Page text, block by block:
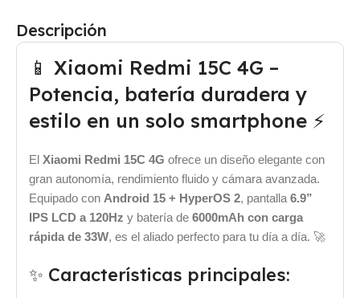
Descripción
📱 Xiaomi Redmi 15C 4G –
Potencia, batería duradera y
estilo en un solo smartphone ⚡
El Xiaomi Redmi 15C 4G ofrece un diseño elegante con
gran autonomía, rendimiento fluido y cámara avanzada.
Equipado con Android 15 + HyperOS 2, pantalla 6.9”
IPS LCD a 120Hz y batería de 6000mAh con carga
rápida de 33W, es el aliado perfecto para tu día a día. 🚀
✨ Características principales: